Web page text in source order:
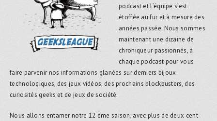
podcast et l’équipe s’est
étoffée au fur et à mesure des
années passée. Nous sommes
maintenant une dizaine de
chroniqueur passionnés, à
chaque podcast pour vous
faire parvenir nos informations glanées sur derniers bijoux
technologiques, des jeux vidéos, des prochains blockbusters, des
curiosités geeks et de jeux de société.
Nous allons entamer notre 12 ème saison, avec plus de deux cent